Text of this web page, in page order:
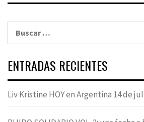
ENTRADAS RECIENTES
Liv Kristine HOY en Argentina 14 de